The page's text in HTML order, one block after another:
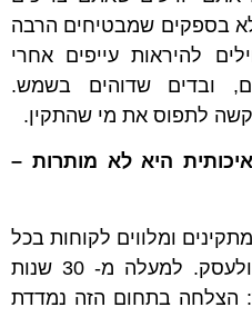
בספקים שמבטיחים הרבה
להיראות עייפים אחרי
ובדים שדוהים בשמש.
לתפוס את מי שהתקין.
היא לא מותרות –
מתקינים ומלווים לקוחות בכל
מה שקשור להצללה לבית ולעסק. למעלה מ- 30 שנות
הצלחה בתחום הזה נמדדת